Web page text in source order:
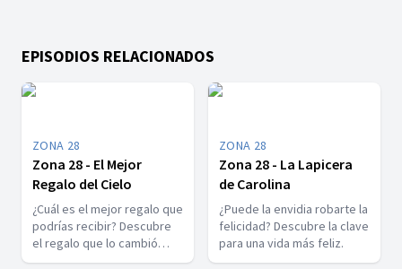
EPISODIOS RELACIONADOS
ZONA 28
Zona 28 - El Mejor
Regalo del Cielo
¿Cuál es el mejor regalo que
podrías recibir? Descubre
el regalo que lo cambió
todo.
ZONA 28
Zona 28 - La Lapicera
de Carolina
¿Puede la envidia robarte la
felicidad? Descubre la clave
para una vida más feliz.